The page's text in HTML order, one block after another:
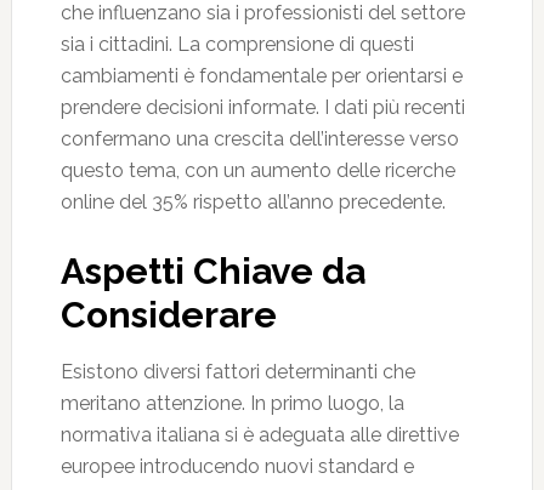
che influenzano sia i professionisti del settore
sia i cittadini. La comprensione di questi
cambiamenti è fondamentale per orientarsi e
prendere decisioni informate. I dati più recenti
confermano una crescita dell’interesse verso
questo tema, con un aumento delle ricerche
online del 35% rispetto all’anno precedente.
Aspetti Chiave da
Considerare
Esistono diversi fattori determinanti che
meritano attenzione. In primo luogo, la
normativa italiana si è adeguata alle direttive
europee introducendo nuovi standard e